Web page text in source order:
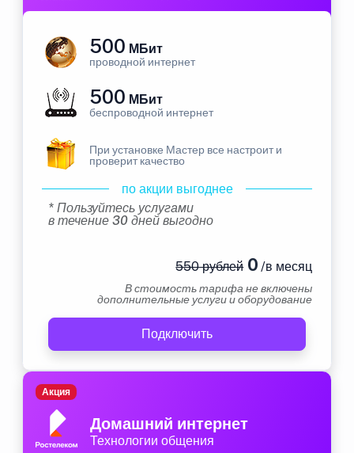
500 МБит
проводной интернет
500 МБит
беспроводной интернет
При установке Мастер все настроит и
проверит качество
по акции выгоднее
* Пользуйтесь услугами
в течение 30 дней выгодно
550 рублей0 /в месяц
В стоимость тарифа не включены
дополнительные услуги и оборудование
Подключить
Домашний интернет
Технологии общения
Акция